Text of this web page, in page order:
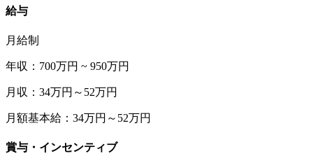
給与
月給制
年収：700万円 ~ 950万円
月収：34万円～52万円
月額基本給：34万円～52万円
賞与・インセンティブ